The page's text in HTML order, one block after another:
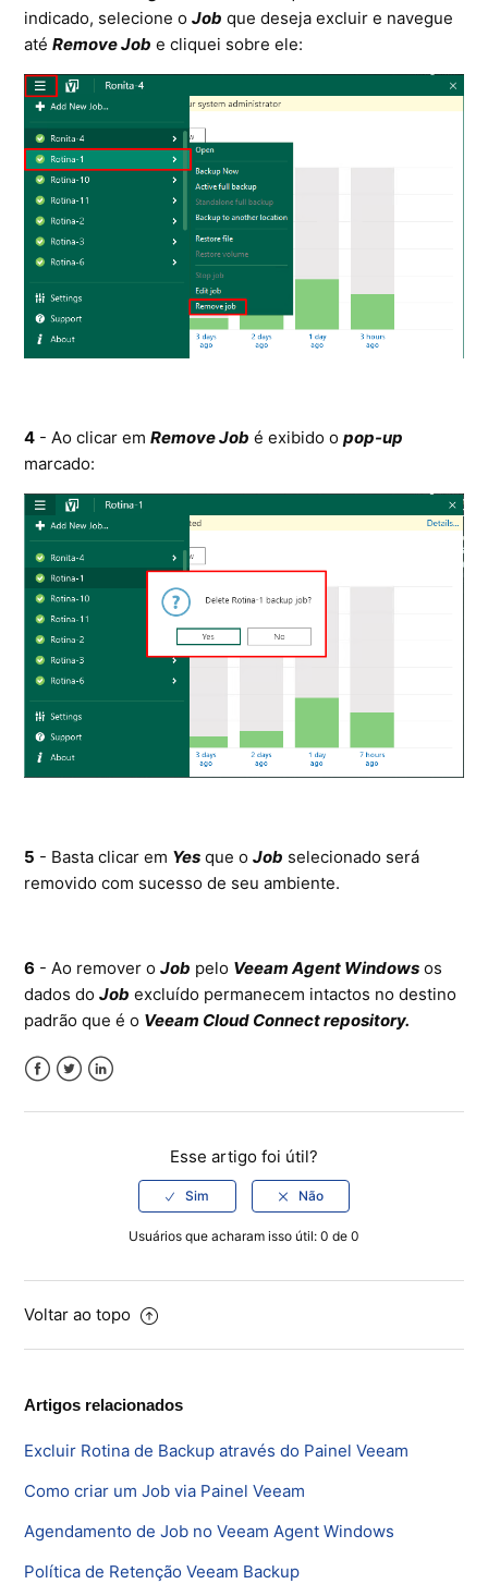
indicado, selecione oJob que deseja excluir e navegue
atéRemove Job e cliquei sobre ele:
4 - Ao clicar emRemove Job é exibido opop-up
marcado:
5 - Basta clicar em Yes que oJob selecionado será
removido com sucesso de seu ambiente.
6 - Ao remover oJob pelo Veeam Agent Windows os
dados doJob excluído permanecem intactos no destino
padrão que é o Veeam Cloud Connect repository.
Esse artigo foi útil?
Usuários que acharam isso útil: 0 de 0
Voltar ao topo
Artigos relacionados
Excluir Rotina de Backup através do Painel Veeam
Como criar um Job via Painel Veeam
Agendamento de Job no Veeam Agent Windows
Política de Retenção Veeam Backup